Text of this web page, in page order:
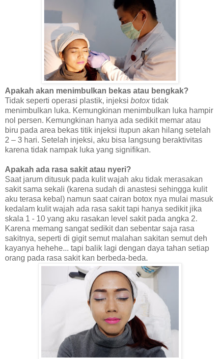
Apakah akan menimbulkan bekas atau bengkak?
Tidak seperti operasi plastik, injeksi botox tidak
menimbulkan luka. Kemungkinan menimbulkan luka hampir
nol persen. Kemungkinan hanya ada sedikit memar atau
biru pada area bekas titik injeksi itupun akan hilang setelah
2 – 3 hari. Setelah injeksi, aku bisa langsung beraktivitas
karena tidak nampak luka yang signifikan.
Apakah ada rasa sakit atau nyeri?
Saat jarum ditusuk pada kulit wajah aku tidak merasakan
sakit sama sekali (karena sudah di anastesi sehingga kulit
aku terasa kebal) namun saat cairan botox nya mulai masuk
kedalam kulit wajah ada rasa sakit tapi hanya sedikit jika
skala 1 - 10 yang aku rasakan level sakit pada angka 2.
Karena memang sangat sedikit dan sebentar saja rasa
sakitnya, seperti di gigit semut malahan sakitan semut deh
kayanya hehehe... tapi balik lagi dengan daya tahan setiap
orang pada rasa sakit kan berbeda-beda.